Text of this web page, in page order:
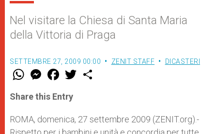
Nel visitare la Chiesa di Santa Maria
della Vittoria di Praga
SETTEMBRE 27, 2009 00:00 ZENIT STAFF DICASTERI
W
t
s
p
p
M
e
s
e
g
e
F
a
e
b
o
k
w
r
Share this Entry
ROMA, domenica, 27 settembre 2009 (ZENIT.org).-